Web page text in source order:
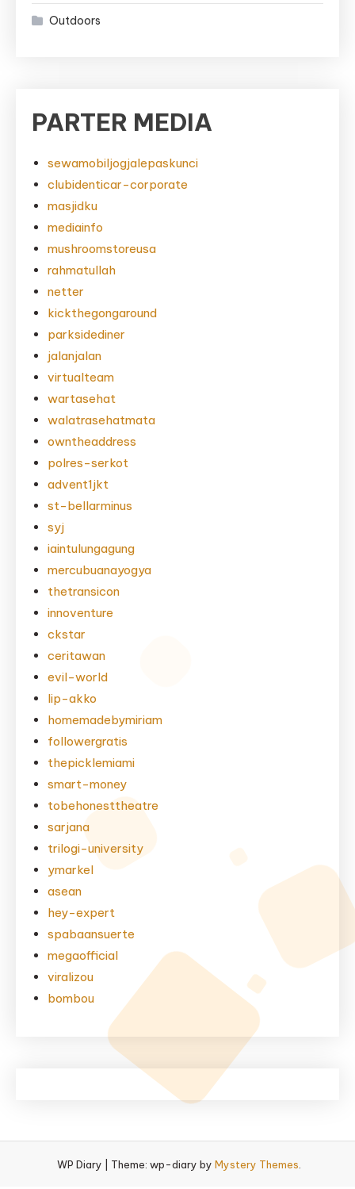
Outdoors
PARTER MEDIA
sewamobiljogjalepaskunci
clubidenticar-corporate
masjidku
mediainfo
mushroomstoreusa
rahmatullah
netter
kickthegongaround
parksidediner
jalanjalan
virtualteam
wartasehat
walatrasehatmata
owntheaddress
polres-serkot
advent1jkt
st-bellarminus
syj
iaintulungagung
mercubuanayogya
thetransicon
innoventure
ckstar
ceritawan
evil-world
lip-akko
homemadebymiriam
followergratis
thepicklemiami
smart-money
tobehonesttheatre
sarjana
trilogi-university
ymarkel
asean
hey-expert
spabaansuerte
megaofficial
viralizou
bombou
WP Diary Theme: wp-diary by Mystery Themes